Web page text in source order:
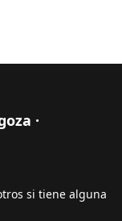
·
si tiene alguna